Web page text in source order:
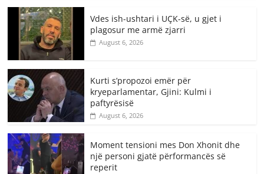
Vdes ish-ushtari i UÇK-së, u gjet i
plagosur me armë zjarri
August 6, 2026
Kurti s’propozoi emër për
kryeparlamentar, Gjini: Kulmi i
paftyrësisë
August 6, 2026
Moment tensioni mes Don Xhonit dhe
një personi gjatë përformancës së
reperit